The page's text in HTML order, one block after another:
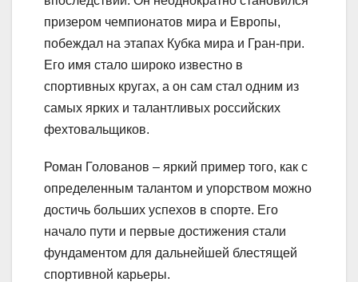
призером чемпионатов мира и Европы,
побеждал на этапах Кубка мира и Гран-при.
Его имя стало широко известно в
спортивных кругах, а он сам стал одним из
самых ярких и талантливых российских
фехтовальщиков.
Роман Голованов – яркий пример того, как с
определенным талантом и упорством можно
достичь больших успехов в спорте. Его
начало пути и первые достижения стали
фундаментом для дальнейшей блестящей
спортивной карьеры.